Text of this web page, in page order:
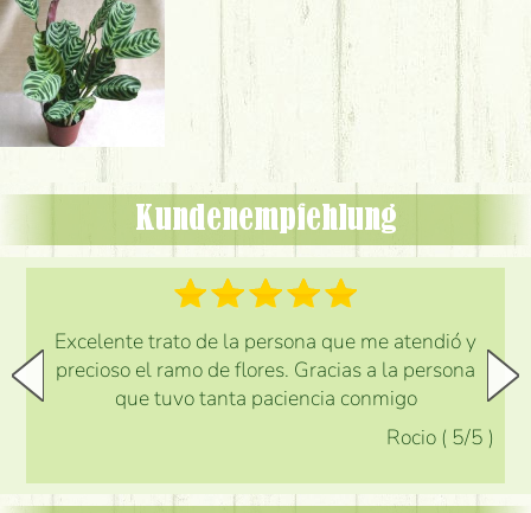
Kundenempfehlung
Excelente trato de la persona que me atendió y
precioso el ramo de flores. Gracias a la persona
que tuvo tanta paciencia conmigo
Rocio ( 5/5 )